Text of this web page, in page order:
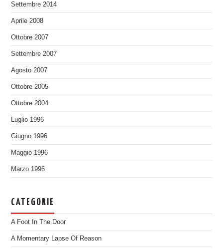
Settembre 2014
Aprile 2008
Ottobre 2007
Settembre 2007
Agosto 2007
Ottobre 2005
Ottobre 2004
Luglio 1996
Giugno 1996
Maggio 1996
Marzo 1996
CATEGORIE
A Foot In The Door
A Momentary Lapse Of Reason